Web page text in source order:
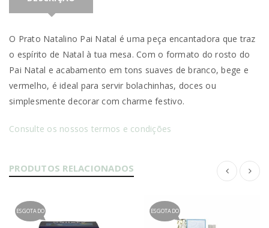
O Prato Natalino Pai Natal é uma peça encantadora que traz
o espírito de Natal à tua mesa. Com o formato do rosto do
Pai Natal e acabamento em tons suaves de branco, bege e
vermelho, é ideal para servir bolachinhas, doces ou
simplesmente decorar com charme festivo.
Consulte os nossos termos e condições
PRODUTOS RELACIONADOS
ESGOTADO ESGOTADO